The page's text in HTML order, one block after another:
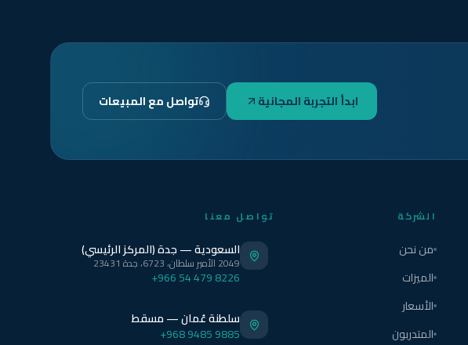
ابدأ التجربة المجانية تواصل مع المبيعات
الشركة
من نحن
الميزات
الأسعار
المتدربون
تواصل معنا
السعودية — جدة (المركز الرئيسي)
2049 الأمير سلطان، 6723، جدة 23431
+966 54 479 8226
سلطنة عُمان — مسقط
+968 9485 9885